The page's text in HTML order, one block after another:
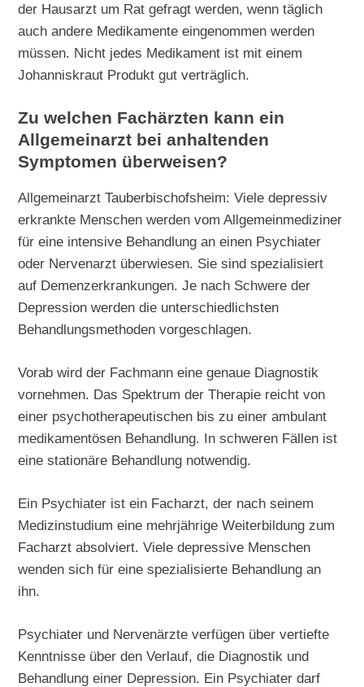
der Hausarzt um Rat gefragt werden, wenn täglich
auch andere Medikamente eingenommen werden
müssen. Nicht jedes Medikament ist mit einem
Johanniskraut Produkt gut verträglich.
Zu welchen Fachärzten kann ein
Allgemeinarzt bei anhaltenden
Symptomen überweisen?
Allgemeinarzt Tauberbischofsheim: Viele depressiv
erkrankte Menschen werden vom Allgemeinmediziner
für eine intensive Behandlung an einen Psychiater
oder Nervenarzt überwiesen. Sie sind spezialisiert
auf Demenzerkrankungen. Je nach Schwere der
Depression werden die unterschiedlichsten
Behandlungsmethoden vorgeschlagen.
Vorab wird der Fachmann eine genaue Diagnostik
vornehmen. Das Spektrum der Therapie reicht von
einer psychotherapeutischen bis zu einer ambulant
medikamentösen Behandlung. In schweren Fällen ist
eine stationäre Behandlung notwendig.
Ein Psychiater ist ein Facharzt, der nach seinem
Medizinstudium eine mehrjährige Weiterbildung zum
Facharzt absolviert. Viele depressive Menschen
wenden sich für eine spezialisierte Behandlung an
ihn.
Psychiater und Nervenärzte verfügen über vertiefte
Kenntnisse über den Verlauf, die Diagnostik und
Behandlung einer Depression. Ein Psychiater darf